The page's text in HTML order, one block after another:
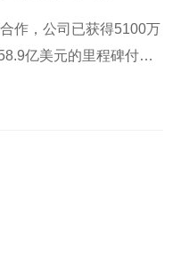
作，公司已获得5100万
亿美元的里程碑付